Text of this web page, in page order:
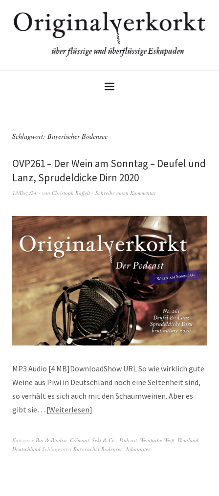
Schlagwort: Bayerischer Bodensee
OVP261 – Der Wein am Sonntag – Deufel und
Lanz, Sprudeldicke Dirn 2020
13/Dez./24 von Christoph Raffelt Schreibe einen Kommentar
MP3 Audio [4 MB]DownloadShow URL So wie wirklich gute
Weine aus Piwi in Deutschland noch eine Seltenheit sind,
so verhält es sich auch mit den Schaumweinen. Aber es
gibt sie… Weiterlesen
Kategorie Bio & Biodyn Crémant, Sekt & Co. Podcast Weinfarbe Weiß Weinland
Deutschland Schlagwörter Bayerischer Bodensee Johanniter